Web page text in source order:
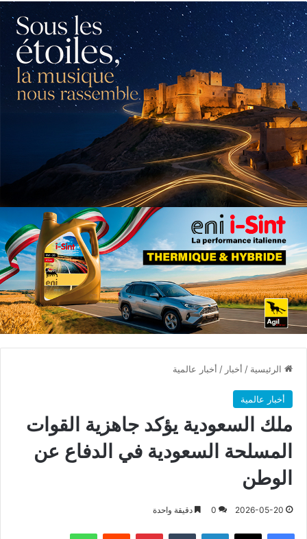
الرئيسية / أخبار / أخبار عالمية
أخبار عالمية
ملك السعودية يؤكد جاهزية القوات
المسلحة السعودية في الدفاع عن
الوطن
2026-05-20
0 دقيقة واحدة
فيسبوك X لينكدإن بينتيريست واتساب